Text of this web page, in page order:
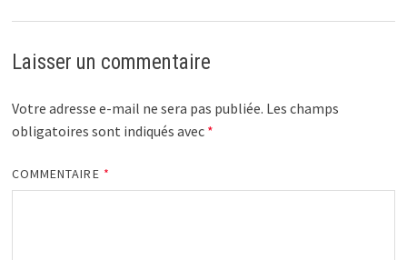
Laisser un commentaire
Votre adresse e-mail ne sera pas publiée. Les champs
obligatoires sont indiqués avec *
COMMENTAIRE *